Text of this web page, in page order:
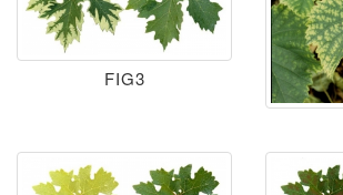
FIG3